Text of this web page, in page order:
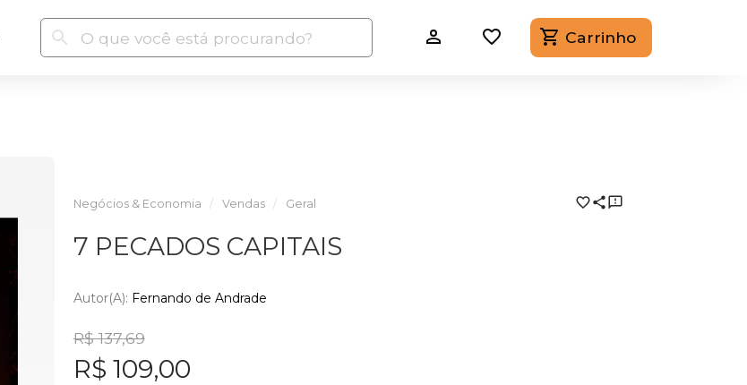
Carrinho
Negócios & Economia Vendas Geral
7 PECADOS CAPITAIS
Autor(a): Fernando de Andrade
R$ 137,69
R$ 109,00